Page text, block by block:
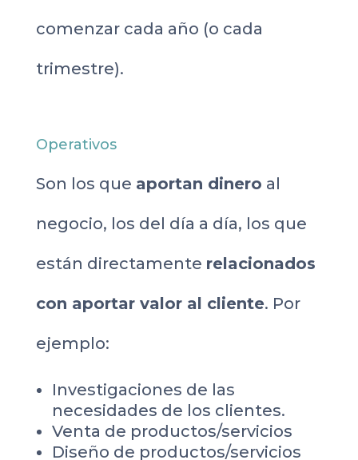
comenzar cada año (o cada
trimestre).
Operativos
Son los que aportan dinero al
negocio, los del día a día, los que
están directamente relacionados
con aportar valor al cliente. Por
ejemplo:
Investigaciones de las
necesidades de los clientes.
Venta de productos/servicios
Diseño de productos/servicios